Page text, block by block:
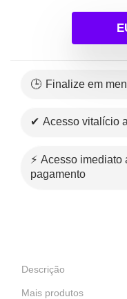
🕒 Finalize em
✔ Acesso vitalício
⚡ Acesso imediato após a confirmação do
pagamento
Descrição
Mais produtos